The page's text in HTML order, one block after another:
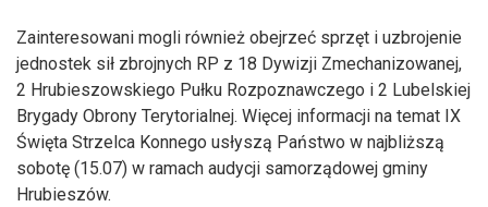
Zainteresowani mogli również obejrzeć sprzęt i uzbrojenie
jednostek sił zbrojnych RP z 18 Dywizji Zmechanizowanej,
2 Hrubieszowskiego Pułku Rozpoznawczego i 2 Lubelskiej
Brygady Obrony Terytorialnej. Więcej informacji na temat IX
Święta Strzelca Konnego usłyszą Państwo w najbliższą
sobotę (15.07) w ramach audycji samorządowej gminy
Hrubieszów.